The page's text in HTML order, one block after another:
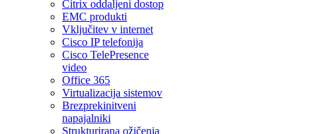
Citrix oddaljeni dostop
EMC produkti
Vključitev v internet
Cisco IP telefonija
Cisco TelePresence
video
Office 365
Virtualizacija sistemov
Brezprekinitveni
napajalniki
Strukturirana ožičenja